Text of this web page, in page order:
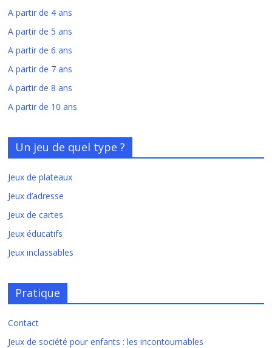
A partir de 4 ans
A partir de 5 ans
A partir de 6 ans
A partir de 7 ans
A partir de 8 ans
A partir de 10 ans
Un jeu de quel type ?
Jeux de plateaux
Jeux d’adresse
Jeux de cartes
Jeux éducatifs
Jeux inclassables
Pratique
Contact
Jeux de société pour enfants : les incontournables